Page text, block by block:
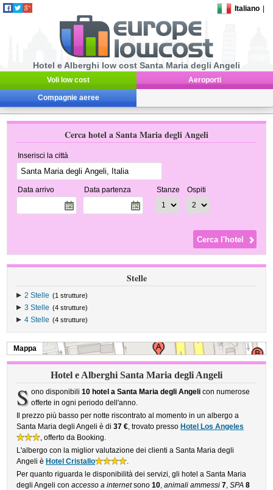
Italiano
Hotel e Alberghi low cost Santa Maria degli Angeli
Voli low cost Aeroporti
Compagnie aeree
Cerca hotel a Santa Maria degli Angeli
Inserisci la città
Data arrivo Data partenza Stanze Ospiti
Stelle
2 Stelle (1 strutture)
3 Stelle (4 strutture)
4 Stelle (4 strutture)
Mappa
Hotel e Alberghi Santa Maria degli Angeli
S ono disponibili 10 hotel a Santa Maria degli Angelicon numerose
offerte in ogni periodo dell'anno.
Il prezzo più basso per notte riscontrato al momento in un albergo a
Santa Maria degli Angeli è di37 €, trovato presso Hotel Los Angeles
, offerto da Booking.
L'albergo con la miglior valutazione dei clienti a Santa Maria degli
Angeli è Hotel Cristallo
.
Per quanto riguarda le disponibilità dei servizi, gli hotel a Santa Maria
degli Angeli conaccesso a internetsono10,animali ammessi 7,SPA 8